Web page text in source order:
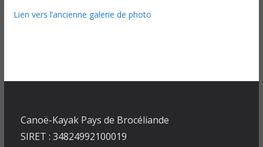
Lien vers l’ancienne galerie de photo
Canoë-Kayak Pays de Brocéliande
SIRET : 34824992100019